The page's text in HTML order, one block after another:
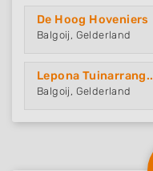
De Hoog Hoveniers
Balgoij, Gelderland
Lepona Tuinarrang..
Balgoij, Gelderland